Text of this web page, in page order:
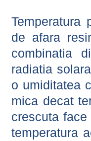
Temperatura
de afara
combinatia
radiatia
o umiditatea
mica decat
crescuta
temperatura